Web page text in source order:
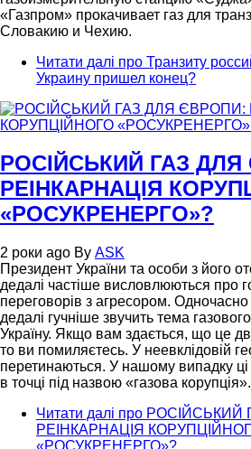
«Газпром» прокачивает газ для
Словакию и Чехию.
Читати далі про Транзиту
Украину пришел конец?
РОСІЙСЬКИЙ ГАЗ
РЕІНКАРНАЦІЯ
«РОСУКРЕНЕРГО»?
2 роки ago By ASK
Президент України та особи з його
дедалі частіше висловлюються про
переговорів з агресором. Одночасно
дедалі гучніше звучить тема
Україну. Якщо вам здається, що це
то ви помиляєтесь. У неевклідовій
перетинаються. У нашому випадку ці
в точці під назвою «газова корупція».
Читати далі про РОСІЙСЬКИЙ
РЕІНКАРНАЦІЯ